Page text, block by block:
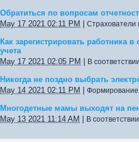
Обратиться по вопросам
May 17 2021 02:11 PM
Страхователи
Как зарегистрировать работника
учета
May 17 2021 02:05 PM
В
Никогда не поздно выбрать
May 14 2021 02:11 PM
Формирование
Многодетные мамы выходят на
May 13 2021 11:14 AM
В